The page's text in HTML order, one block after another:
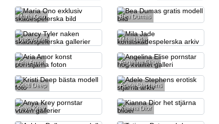
Maria Ono Bea Dumas
Darcy Tyler Mila Jade
Aria Amor Angelina Elise
Kristi Deep Adele Stephens
Anya Krey Kianna Dior